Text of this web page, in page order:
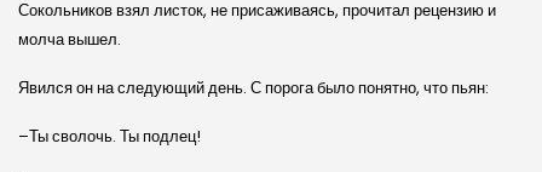
Сокольников взял листок, не присаживаясь, прочитал рецензию и
молча вышел.
Явился он на следующий день. С порога было понятно, что пьян:
–Ты сволочь. Ты подлец!